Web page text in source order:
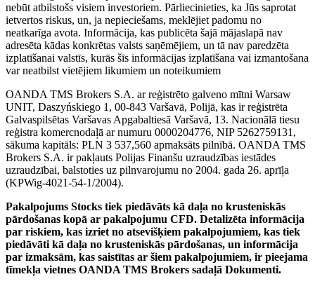
nebūt atbilstošs visiem investoriem. Pārliecinieties, ka Jūs saprotat
ietvertos riskus, un, ja nepieciešams, meklējiet padomu no
neatkarīga avota. Informācija, kas publicēta šajā mājaslapā nav
adresēta kādas konkrētas valsts saņēmējiem, un tā nav paredzēta
izplatīšanai valstīs, kurās šīs informācijas izplatīšana vai izmantošana
var neatbilst vietējiem likumiem un noteikumiem
OANDA TMS Brokers S.A. ar reģistrēto galveno mītni Warsaw
UNIT, Daszyńskiego 1, 00-843 Varšavā, Polijā, kas ir reģistrēta
Galvaspilsētas Varšavas Apgabaltiesā Varšavā, 13. Nacionālā tiesu
reģistra komercnodaļā ar numuru 0000204776, NIP 5262759131,
sākuma kapitāls: PLN 3 537,560 apmaksāts pilnībā. OANDA TMS
Brokers S.A. ir pakļauts Polijas Finanšu uzraudzības iestādes
uzraudzībai, balstoties uz pilnvarojumu no 2004. gada 26. aprīļa
(KPWig-4021-54-1/2004).
Pakalpojums Stocks tiek piedāvāts kā daļa no krusteniskās
pārdošanas kopā ar pakalpojumu CFD. Detalizēta informācija
par riskiem, kas izriet no atsevišķiem pakalpojumiem, kas tiek
piedāvāti kā daļa no krusteniskās pārdošanas, un informācija
par izmaksām, kas saistītas ar šiem pakalpojumiem, ir pieejama
tīmekļa vietnes OANDA TMS Brokers sadaļā Dokumenti.